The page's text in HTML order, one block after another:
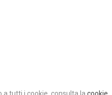
a tutti i cookie, consulta la cookie